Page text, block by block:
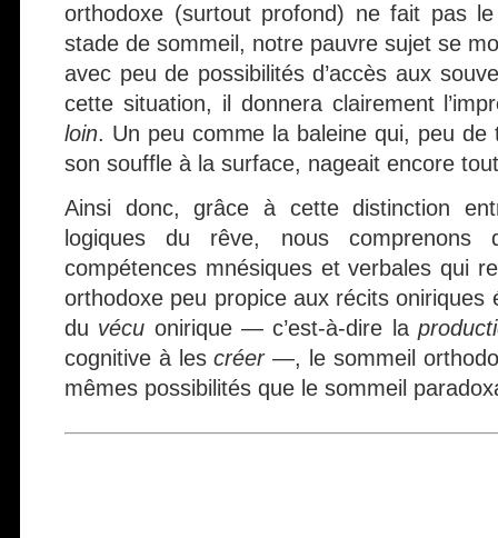
orthodoxe (surtout profond) ne fait pas
stade de sommeil, notre pauvre sujet se
avec peu de possibilités d’accès aux
cette situation, il donnera clairement
loin. Un peu comme la baleine qui, peu de
son souffle à la surface, nageait encore
Ainsi donc, grâce à cette distinction
logiques du rêve, nous
compétences mnésiques et verbales qui
orthodoxe peu propice aux récits oniriques
du vécu onirique — c’est-à-dire la
cognitive à lescréer—, le sommeil
mêmes possibilités que le sommeil